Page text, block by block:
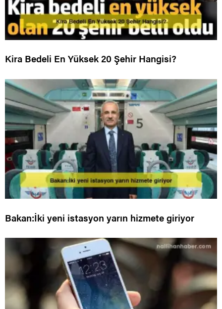
Kira Bedeli En Yüksek 20 Şehir Hangisi?
Bakan:İki yeni istasyon yarın hizmete giriyor